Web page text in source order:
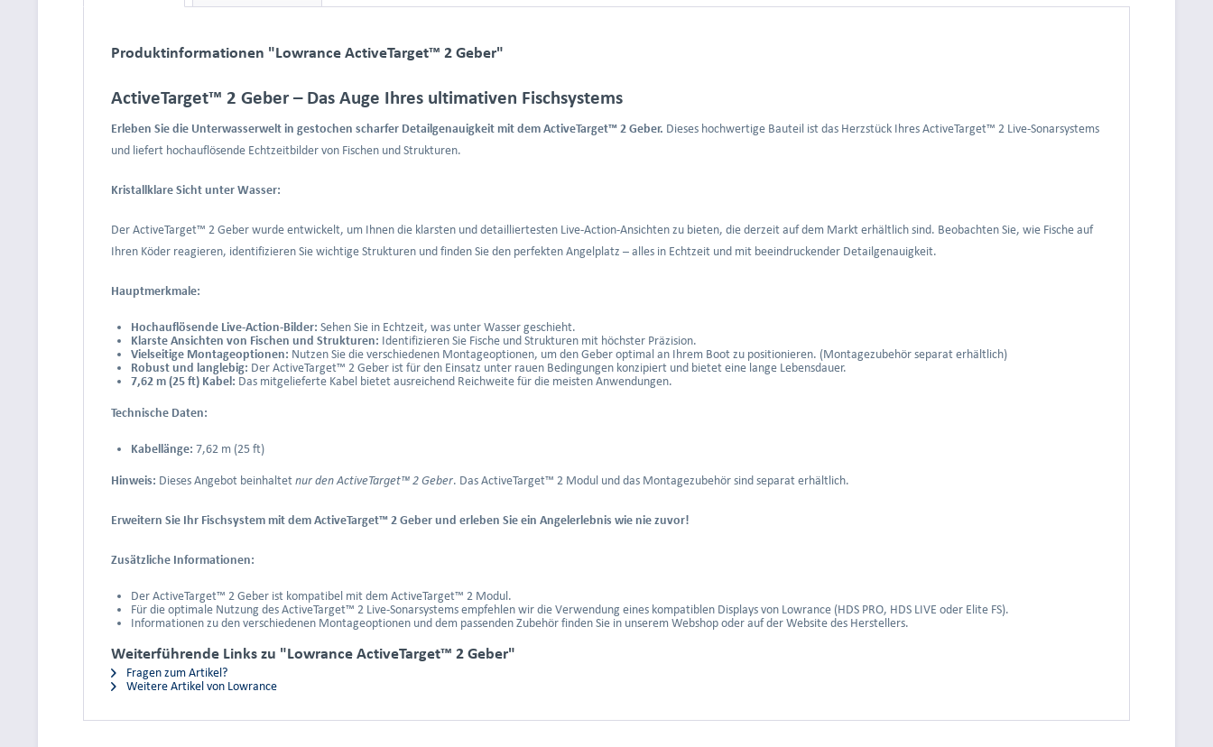
Produktinformationen "Lowrance ActiveTarget™ 2 Geber"
ActiveTarget™ 2 Geber – Das Auge Ihres ultimativen Fischsystems
Erleben Sie die Unterwasserwelt in gestochen scharfer Detailgenauigkeit mit dem ActiveTarget™ 2 Geber. Dieses hochwertige Bauteil ist das Herzstück Ihres ActiveTarget™ 2 Live-Sonarsystems
und liefert hochauflösende Echtzeitbilder von Fischen und Strukturen.
Kristallklare Sicht unter Wasser:
Der ActiveTarget™ 2 Geber wurde entwickelt, um Ihnen die klarsten und detailliertesten Live-Action-Ansichten zu bieten, die derzeit auf dem Markt erhältlich sind. Beobachten Sie, wie Fische auf
Ihren Köder reagieren, identifizieren Sie wichtige Strukturen und finden Sie den perfekten Angelplatz – alles in Echtzeit und mit beeindruckender Detailgenauigkeit.
Hauptmerkmale:
Hochauflösende Live-Action-Bilder: Sehen Sie in Echtzeit, was unter Wasser geschieht.
Klarste Ansichten von Fischen und Strukturen: Identifizieren Sie Fische und Strukturen mit höchster Präzision.
Vielseitige Montageoptionen: Nutzen Sie die verschiedenen Montageoptionen, um den Geber optimal an Ihrem Boot zu positionieren. (Montagezubehör separat erhältlich)
Robust und langlebig: Der ActiveTarget™ 2 Geber ist für den Einsatz unter rauen Bedingungen konzipiert und bietet eine lange Lebensdauer.
7,62 m (25 ft) Kabel: Das mitgelieferte Kabel bietet ausreichend Reichweite für die meisten Anwendungen.
Technische Daten:
Kabellänge: 7,62 m (25 ft)
Hinweis: Dieses Angebot beinhaltet nur den ActiveTarget™ 2 Geber. Das ActiveTarget™ 2 Modul und das Montagezubehör sind separat erhältlich.
Erweitern Sie Ihr Fischsystem mit dem ActiveTarget™ 2 Geber und erleben Sie ein Angelerlebnis wie nie zuvor!
Zusätzliche Informationen:
Der ActiveTarget™ 2 Geber ist kompatibel mit dem ActiveTarget™ 2 Modul.
Für die optimale Nutzung des ActiveTarget™ 2 Live-Sonarsystems empfehlen wir die Verwendung eines kompatiblen Displays von Lowrance (HDS PRO, HDS LIVE oder Elite FS).
Informationen zu den verschiedenen Montageoptionen und dem passenden Zubehör finden Sie in unserem Webshop oder auf der Website des Herstellers.
Weiterführende Links zu "Lowrance ActiveTarget™ 2 Geber"
Fragen zum Artikel?
Weitere Artikel von Lowrance